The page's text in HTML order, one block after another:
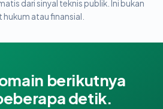
dari sinyal teknis publik. Ini bukan
hukum atau finansial.
berikutnya
detik.